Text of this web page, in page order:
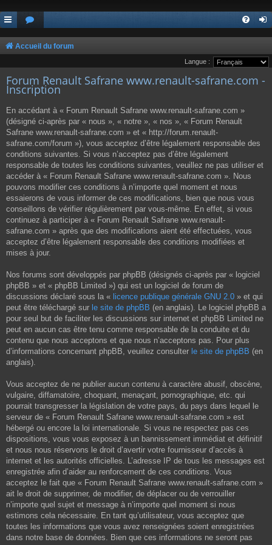
Accueil du forum
Langue :
Forum Renault Safrane www.renault-safrane.com -
Inscription
En accédant à « Forum Renault Safrane www.renault-safrane.com »
(désigné ci-après par « nous », « notre », « nos », « Forum Renault
Safrane www.renault-safrane.com » et « http://forum.renault-
safrane.com/forum »), vous acceptez d’être légalement responsable des
conditions suivantes. Si vous n’acceptez pas d’être légalement
responsable de toutes les conditions suivantes, veuillez ne pas utiliser et
accéder à « Forum Renault Safrane www.renault-safrane.com ». Nous
pouvons modifier ces conditions à n’importe quel moment et nous
essaierons de vous informer de ces modifications, bien que nous vous
conseillons de vérifier régulièrement par vous-même. En effet, si vous
continuez à participer à « Forum Renault Safrane www.renault-
safrane.com » après que des modifications aient été effectuées, vous
acceptez d’être légalement responsable des conditions modifiées et
mises à jour.
Nos forums sont développés par phpBB (désignés ci-après par « logiciel
phpBB » et « phpBB Limited ») qui est un logiciel de forum de
discussions déclaré sous la « licence publique générale GNU 2.0 » et qui
peut être téléchargé sur le site de phpBB (en anglais). Le logiciel phpBB a
pour seul but de faciliter les discussions sur internet et phpBB Limited ne
peut en aucun cas être tenu comme responsable de la conduite et du
contenu que nous acceptons et que nous n’acceptons pas. Pour plus
d’informations concernant phpBB, veuillez consulter le site de phpBB (en
anglais).
Vous acceptez de ne publier aucun contenu à caractère abusif, obscène,
vulgaire, diffamatoire, choquant, menaçant, pornographique, etc. qui
pourrait transgresser la législation de votre pays, du pays dans lequel le
serveur de « Forum Renault Safrane www.renault-safrane.com » est
hébergé ou encore la loi internationale. Si vous ne respectez pas ces
dispositions, vous vous exposez à un bannissement immédiat et définitif
et nous nous réservons le droit d’avertir votre fournisseur d’accès à
internet et les autorités officielles. L’adresse IP de tous les messages est
enregistrée afin d’aider au renforcement de ces conditions. Vous
acceptez le fait que « Forum Renault Safrane www.renault-safrane.com »
ait le droit de supprimer, de modifier, de déplacer ou de verrouiller
n’importe quel sujet et message à n’importe quel moment si nous
estimons cela nécessaire. En tant qu’utilisateur, vous acceptez que
toutes les informations que vous avez renseignées soient enregistrées
dans notre base de données. Bien que ces informations ne seront pas